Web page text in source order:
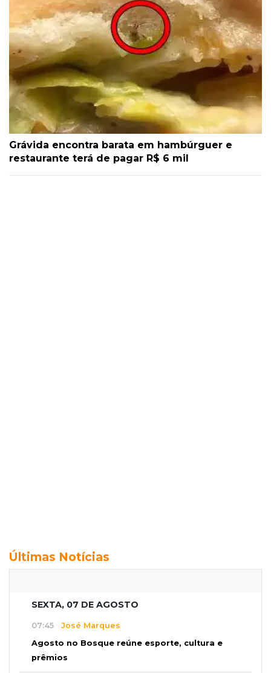
Grávida encontra barata em hambúrguer e
restaurante terá de pagar R$ 6 mil
Últimas Notícias
SEXTA, 07 DE AGOSTO
07:45 José Marques
Agosto no Bosque reúne esporte, cultura e
prêmios